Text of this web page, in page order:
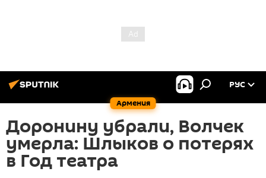
Армения
РУС
Доронину убрали, Волчек
умерла: Шлыков о потерях
в Год театра